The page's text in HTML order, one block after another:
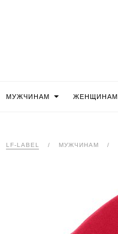
МУЖЧИНАМ ЖЕНЩИНАМ
LF-LABEL / МУЖЧИНАМ /